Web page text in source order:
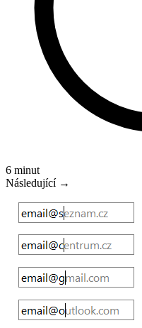
6 minut
Následující →